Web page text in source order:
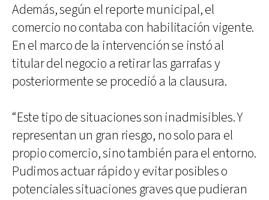
Además, según el reporte municipal, el
comercio no contaba con habilitación vigente.
En el marco de la intervención se instó al
titular del negocio a retirar las garrafas y
posteriormente se procedió a la clausura.
“Este tipo de situaciones son inadmisibles. Y
representan un gran riesgo, no solo para el
propio comercio, sino también para el entorno.
Pudimos actuar rápido y evitar posibles o
potenciales situaciones graves que pudieran